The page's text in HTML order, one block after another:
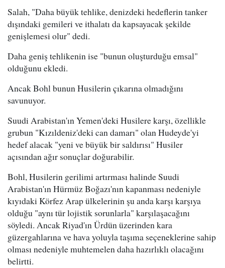
Salah, "Daha büyük tehlike, denizdeki hedeflerin tanker
dışındaki gemileri ve ithalatı da kapsayacak şekilde
genişlemesi olur" dedi.
Daha geniş tehlikenin ise "bunun oluşturduğu emsal"
olduğunu ekledi.
Ancak Bohl bunun Husilerin çıkarına olmadığını
savunuyor.
Suudi Arabistan'ın Yemen'deki Husilere karşı, özellikle
grubun "Kızıldeniz'deki can damarı" olan Hudeyde'yi
hedef alacak "yeni ve büyük bir saldırısı" Husiler
açısından ağır sonuçlar doğurabilir.
Bohl, Husilerin gerilimi artırması halinde Suudi
Arabistan'ın Hürmüz Boğazı'nın kapanması nedeniyle
kıyıdaki Körfez Arap ülkelerinin şu anda karşı karşıya
olduğu "aynı tür lojistik sorunlarla" karşılaşacağını
söyledi. Ancak Riyad'ın Ürdün üzerinden kara
güzergahlarına ve hava yoluyla taşıma seçeneklerine sahip
olması nedeniyle muhtemelen daha hazırlıklı olacağını
belirtti.